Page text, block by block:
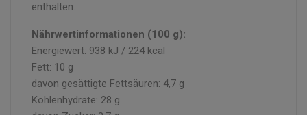
enthalten.
Nährwertinformationen (100 g):
Energiewert: 938 kJ / 224 kcal
Fett: 10 g
davon gesättigte Fettsäuren: 4,7 g
Kohlenhydrate: 28 g